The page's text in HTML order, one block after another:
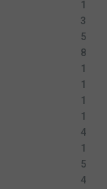
1
3
5
8
1
1
1
1
4
1
5
4